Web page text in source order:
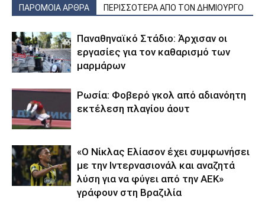
ΠΑΡΟΜΟΙΑ ΑΡΘΡΑ ΠΕΡΙΣΣΟΤΕΡΑ ΑΠΟ ΤΟΝ ΔΗΜΙΟΥΡΓΟ
Παναθηναϊκό Στάδιο: Άρχισαν οι
εργασίες για τον καθαρισμό των
μαρμάρων
Ρωσία: Φοβερό γκολ από αδιανόητη
εκτέλεση πλαγίου άουτ
«Ο Νίκλας Ελίασον έχει συμφωνήσει
με την Ιντερνασιονάλ και αναζητά
λύση για να φύγει από την ΑΕΚ»
γράφουν στη Βραζιλία